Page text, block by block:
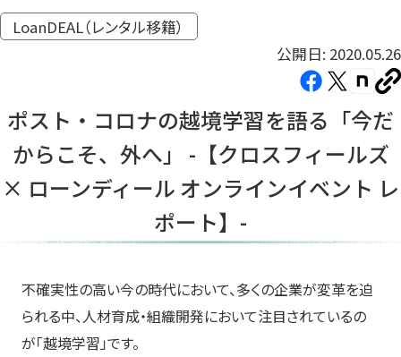
LoanDEAL（レンタル移籍）
公開日: 2020.05.26
Facebook（新
い
タ
で
き
す）
X（新
い
タ
で
き
す）
note（新
い
タ
で
き
す）
コ
ピ
ー
ポスト・コロナの越境学習を語る「今だ
からこそ、外へ」 -【クロスフィールズ
× ローンディール オンラインイベント レ
ポート】-
不確実性の高い今の時代において、多くの企業が変革を迫
られる中、人材育成・組織開発において注目されているの
が「越境学習」です。